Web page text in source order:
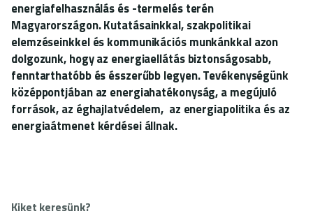
energiafelhasználás és -termelés terén
Magyarországon. Kutatásainkkal, szakpolitikai
elemzéseinkkel és kommunikációs munkánkkal azon
dolgozunk, hogy az energiaellátás biztonságosabb,
fenntarthatóbb és ésszerűbb legyen. Tevékenységünk
középpontjában az energiahatékonyság, a megújuló
források, az éghajlatvédelem, az energiapolitika és az
energiaátmenet kérdései állnak.
Kiket keresünk?